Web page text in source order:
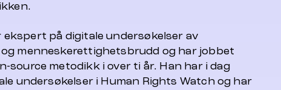
ekspert på digitale undersøkelser av
menneskerettighetsbrudd og har jobbet
source metodikk i over ti år. Han har i dag
undersøkelser i Human Rights Watch og har